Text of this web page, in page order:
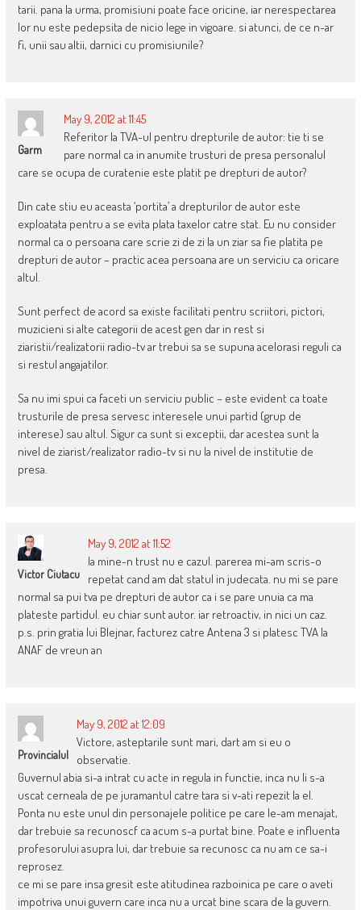
tarii. pana la urma, promisiuni poate face oricine, iar nerespectarea
lor nu este pedepsita de nicio lege in vigoare. si atunci, de ce n-ar
fi, unii sau altii, darnici cu promisiunile?
Garm
May 9, 2012 at 11:45
Referitor la TVA-ul pentru drepturile de autor: tie ti se
pare normal ca in anumite trusturi de presa personalul
care se ocupa de curatenie este platit pe drepturi de autor?
Din cate stiu eu aceasta ‘portita’ a drepturilor de autor este
exploatata pentru a se evita plata taxelor catre stat. Eu nu consider
normal ca o persoana care scrie zi de zi la un ziar sa fie platita pe
drepturi de autor – practic acea persoana are un serviciu ca oricare
altul.
Sunt perfect de acord sa existe facilitati pentru scriitori, pictori,
muzicieni si alte categorii de acest gen dar in rest si
ziaristii/realizatorii radio-tv ar trebui sa se supuna acelorasi reguli ca
si restul angajatilor.
Sa nu imi spui ca faceti un serviciu public – este evident ca toate
trusturile de presa servesc interesele unui partid (grup de
interese) sau altul. Sigur ca sunt si exceptii, dar acestea sunt la
nivel de ziarist/realizator radio-tv si nu la nivel de institutie de
presa.
Victor Ciutacu
May 9, 2012 at 11:52
la mine-n trust nu e cazul. parerea mi-am scris-o
repetat cand am dat statul in judecata. nu mi se pare
normal sa pui tva pe drepturi de autor ca i se pare unuia ca ma
plateste partidul. eu chiar sunt autor. iar retroactiv, in nici un caz.
p.s. prin gratia lui Blejnar, facturez catre Antena 3 si platesc TVA la
ANAF de vreun an
Provincialul
May 9, 2012 at 12:09
Victore, asteptarile sunt mari, dart am si eu o
observatie.
Guvernul abia si-a intrat cu acte in regula in functie, inca nu li s-a
uscat cerneala de pe juramantul catre tara si v-ati repezit la el.
Ponta nu este unul din personajele politice pe care le-am menajat,
dar trebuie sa recunoscf ca acum s-a purtat bine. Poate e influenta
profesorului asupra lui, dar trebuie sa recunosc ca nu am ce sa-i
reprosez.
ce mi se pare insa gresit este atitudinea razboinica pe care o aveti
impotriva unui guvern care inca nu a urcat bine scara de la guvern.